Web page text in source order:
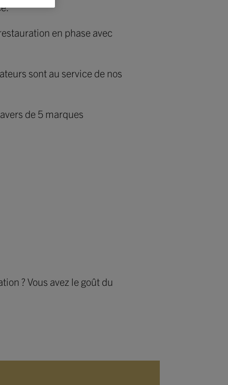
en phase avec
sont au service de nos
de 5 marques
? Vous avez le goût du